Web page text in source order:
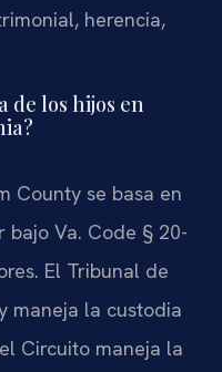
herencia,
de los hijos en
County se basa en
Va. Code § 20-
El Tribunal de
maneja la custodia
Circuito maneja la